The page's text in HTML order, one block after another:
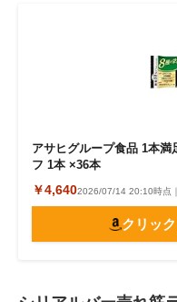
アサヒグループ食品 1本
フ 1本 ×36本
￥4,6402026/07/14 20:10時点
クリッ